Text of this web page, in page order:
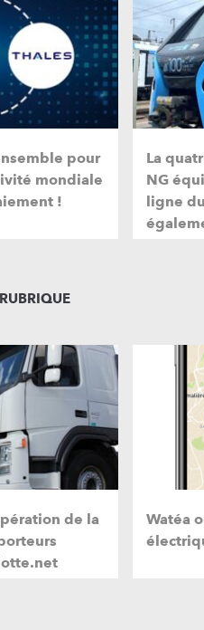
pour
mondiale
!
La
NG
ligne
de la
Watéa